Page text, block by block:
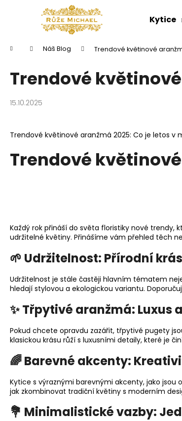
Kytice
Domů Náš Blog Trendové květinové
Trendové
15.10.2025
Trendové květinové aranžmá 2025: Co je letos v
Trendové
Každý rok přináší do světa floristiky nové trendy,
udržitelné květiny. Přinášíme vám přehled těch
🌱 Udržitelnost: Přírodní
Udržitelnost je stále častěji hlavním tématem
hledají stylovou a ekologickou variantu.
✨ Třpytivé aranžmá: Luxus
Pokud chcete opravdu zazářit, třpytivé pugety
klasickou krásu růží s luxusními detaily, které je
🌈 Barevné akcenty:
Kytice s výraznými barevnými akcenty, jako jsou
jak zkombinovat tradiční květiny s moderním
💐 Minimalistické vazby:
Zpět
obchodu
Zpět
obchodu